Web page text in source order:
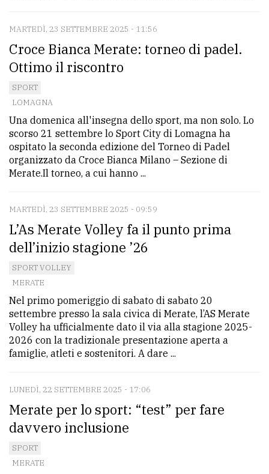
MARTEDÌ, 23 SETTEMBRE 2025 - 11:56
Croce Bianca Merate: torneo di padel.
Ottimo il riscontro
SPORT
LOMAGNA
Una domenica all'insegna dello sport, ma non solo. Lo
scorso 21 settembre lo Sport City di Lomagna ha
ospitato la seconda edizione del Torneo di Padel
organizzato da Croce Bianca Milano – Sezione di
Merate.Il torneo, a cui hanno ...
MARTEDÌ, 23 SETTEMBRE 2025 - 09:59
L’As Merate Volley fa il punto prima
dell’inizio stagione ’26
SPORT VOLLEY
MERATE
Nel primo pomeriggio di sabato di sabato 20
settembre presso la sala civica di Merate, l’AS Merate
Volley ha ufficialmente dato il via alla stagione 2025-
2026 con la tradizionale presentazione aperta a
famiglie, atleti e sostenitori. A dare ...
LUNEDÌ, 22 SETTEMBRE 2025 - 17:06
Merate per lo sport: “test” per fare
davvero inclusione
SPORT
MERATE